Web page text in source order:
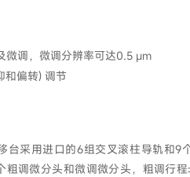
微调，微调分辨率可达0.5 μm
和偏转) 调节
台采用进口的6组交叉滚柱导轨和
粗调微分头和微调微分头，粗调行